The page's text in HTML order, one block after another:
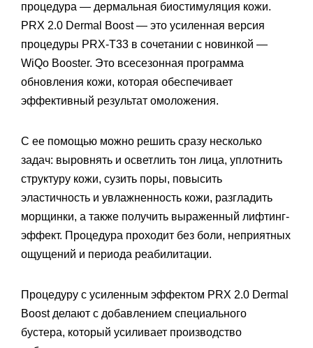
процедура — дермальная биостимуляция кожи.
PRX 2.0 Dermal Boost — это усиленная версия
процедуры PRX-T33 в сочетании с новинкой —
WiQo Booster. Это всесезонная программа
обновления кожи, которая обеспечивает
эффективный результат омоложения.
С ее помощью можно решить сразу несколько
задач: выровнять и осветлить тон лица, уплотнить
структуру кожи, сузить поры, повысить
эластичность и увлажненность кожи, разгладить
морщинки, а также получить выраженный лифтинг-
эффект. Процедура проходит без боли, неприятных
ощущений и периода реабилитации.
Процедуру с усиленным эффектом PRX 2.0 Dermal
Boost делают с добавлением специального
бустера, который усиливает производство